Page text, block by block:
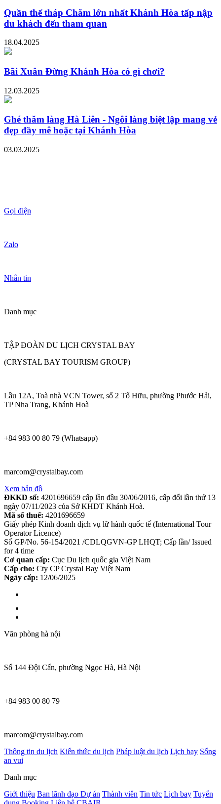
Quần thể tháp Chăm lớn nhất Khánh Hòa tấp nập
du khách đến tham quan
18.04.2025
Bãi Xuân Đừng Khánh Hòa có gì chơi?
12.03.2025
Ghé thăm làng Hà Liên - Ngôi làng biệt lập mang vẻ
đẹp đầy mê hoặc tại Khánh Hòa
03.03.2025
Gọi điện
Zalo
Nhắn tin
Danh mục
TẬP ĐOÀN DU LỊCH CRYSTAL BAY
(CRYSTAL BAY TOURISM GROUP)
Lầu 12A, Toà nhà VCN Tower, số 2 Tố Hữu, phường Phước Hải,
TP Nha Trang, Khánh Hoà
+84 983 00 80 79 (Whatsapp)
marcom@crystalbay.com
Xem bản đồ
ĐKKD số: 4201696659 cấp lần đầu 30/06/2016, cấp đổi lần thứ 13
ngày 07/11/2023 của Sở KHDT Khánh Hoà.
Mã số thuế: 4201696659
Giấy phép Kinh doanh dịch vụ lữ hành quốc tế (International Tour
Operator Licence)
Số GP/No. 56-154/2021 /CDLQGVN-GP LHQT; Cấp lần/ Issued
for 4 time
Cơ quan cấp: Cục Du lịch quốc gia Việt Nam
Cấp cho: Cty CP Crystal Bay Việt Nam
Ngày cấp: 12/06/2025
Văn phòng hà nội
Số 144 Đội Cấn, phường Ngọc Hà, Hà Nội
+84 983 00 80 79
marcom@crystalbay.com
Thông tin du lịch Kiến thức du lịch Pháp luật du lịch Lịch bay Sống
an vui
Danh mục
Giới thiệu Ban lãnh đạo Dự án Thành viên Tin tức Lịch bay Tuyển